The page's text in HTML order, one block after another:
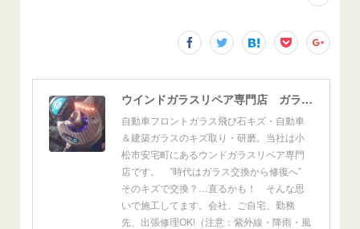
ウインドガラスリペア専門店 ガラスリペア・ヨシダ グラスウェルドジャパン 正規施工店 小松市
自動車フロントガラス飛び石キズ・自動車
＆建築ガラスのキズ取り・研磨。当社は小
松市安宅町にあるウンドガラスリペア専門
店です。 ”時代はガラス交換から修復へ”
そのキズで交換？…直るかも！ そんな思
いで施工してます。会社、ご自宅、勤務
先、出張修理OK!（注意：紫外線・降雨・風